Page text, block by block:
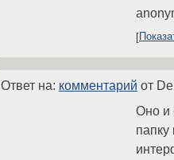
Ответ на: комментарий от
Оно и
папку